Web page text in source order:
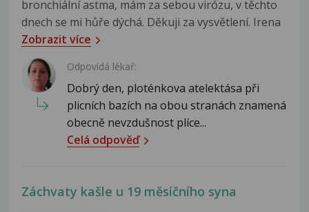
bronchiální astma, mám za sebou virózu, v těchto
dnech se mi hůře dýchá. Děkuji za vysvětlení. Irena
Zobrazit více
Odpovídá lékař:
Dobrý den, ploténkova atelektása při
plicních bazích na obou stranách znamená
obecně nevzdušnost plíce...
Celá odpověď
Záchvaty kašle u 19 měsíčního syna